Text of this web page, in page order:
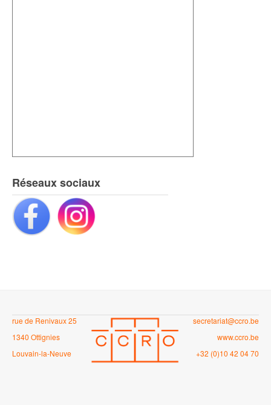
Réseaux sociaux
rue de Renivaux 25
1340 Ottignies
Louvain-la-Neuve
secretariat@ccro.be
www.ccro.be
+32 (0)10 42 04 70